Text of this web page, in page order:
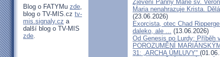
Blog o FATYMu zde,
blog o TV-MIS.cz tv-
mis.signaly.cz a
další blog o TV-MIS
zde.
Zjevení Panny Marie sv.
Maria nenahrazuje Krista.
(23.06.2026)
Exorcista, otec Chad
daleko, ale ... (13.06.2026)
Od Genesis po Lurdy: Příběh
POROZUMĚNÍ
31: „ARCHA ÚMLUVY"